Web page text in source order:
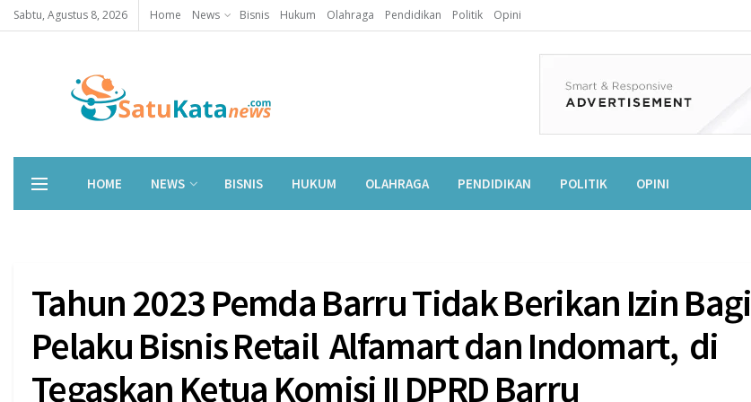
Sabtu, Agustus 8, 2026 Home News Bisnis Hukum Olahraga Pendidikan Politik Opini
HOME NEWS BISNIS HUKUM OLAHRAGA PENDIDIKAN POLITIK OPINI
Tahun 2023 Pemda Barru Tidak Berikan Izin Bagi
Pelaku Bisnis Retail Alfamart dan Indomart, di
Tegaskan Ketua Komisi II DPRD Barru